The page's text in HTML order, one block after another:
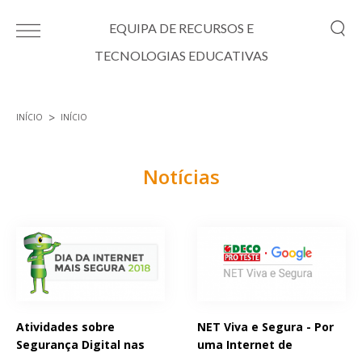
EQUIPA DE RECURSOS E
TECNOLOGIAS EDUCATIVAS
INÍCIO INÍCIO
Notícias
Atividades sobre
Segurança Digital nas
NET Viva e Segura - Por
uma Internet de
Páginas